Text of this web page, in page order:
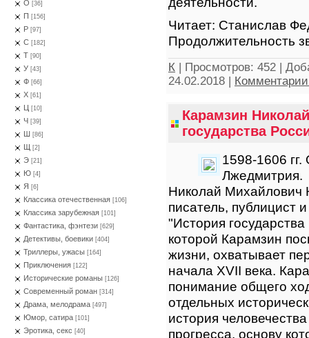
О [36]
П [156]
Р [97]
С [182]
Т [90]
У [43]
Ф [66]
Х [61]
Ц [10]
Ч [39]
Ш [86]
Щ [2]
Э [21]
Ю [4]
Я [6]
Классика отечественная [106]
Классика зарубежная [101]
Фантастика, фэнтези [629]
Детективы, боевики [404]
Триллеры, ужасы [164]
Приключения [122]
Исторические романы [126]
Современный роман [314]
Драма, мелодрама [497]
Юмор, сатира [101]
Эротика, секс [40]
Читает: Станислав
Продолжительность
К | Просмотров: 452 |
24.02.2018 |
Карамзин
государства
1598-1606
Лжедмитрия.
Николай Михайлович
писатель, публицист
"История
которой Карамзин
жизни, охватывает
начала XVII века.
понимание общего
отдельных
история
прогресса, основу